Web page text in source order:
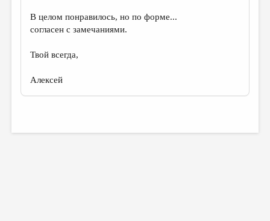
В целом понравилось, но по форме...
согласен с замечаниями.
Твой всегда,
Алексей